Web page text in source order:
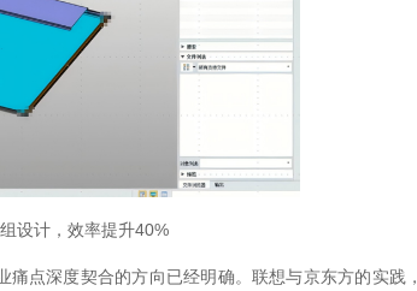
设计，效率提升40%
点深度契合的方向已经明确。联想与京东方的实践，